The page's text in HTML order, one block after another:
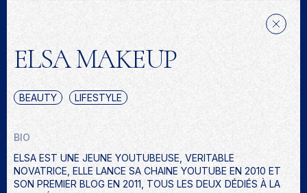
ELSA MAKEUP
BEAUTY LIFESTYLE
BIO
ELSA EST UNE JEUNE YOUTUBEUSE, VERITABLE
NOVATRICE, ELLE LANCE SA CHAINE YOUTUBE EN 2010 ET
SON PREMIER BLOG EN 2011, TOUS LES DEUX DÉDIÉS À LA